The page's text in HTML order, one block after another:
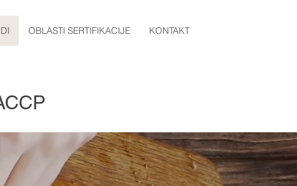
OBLASTI SERTIFIKACIJE KONTAKT